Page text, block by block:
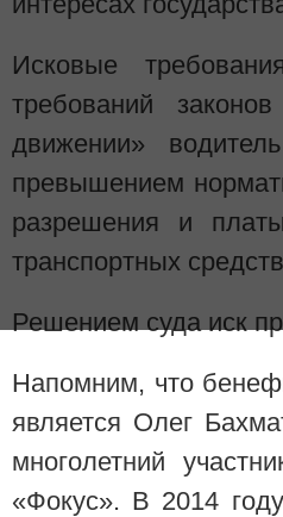
Исковые
требований
движении»
превышением
разрешения и
транспортных
Решением суда иск
Напомним, что
является Олег
многолетний
«Фокус». В 2014